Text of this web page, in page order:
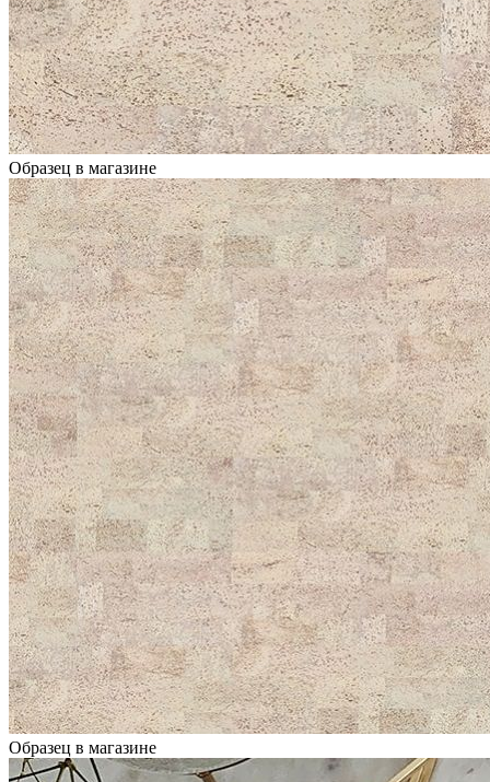
Образец в магазине
Образец в магазине